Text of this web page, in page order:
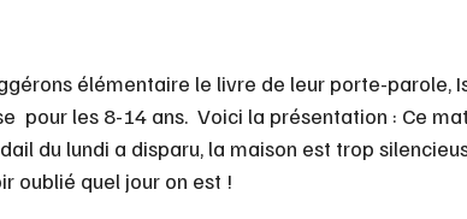
élémentaire le livre de leur porte-parole,
pour les 8-14 ans.  Voici la présentation : Ce
du lundi a disparu, la maison est trop
oublié quel jour on est !